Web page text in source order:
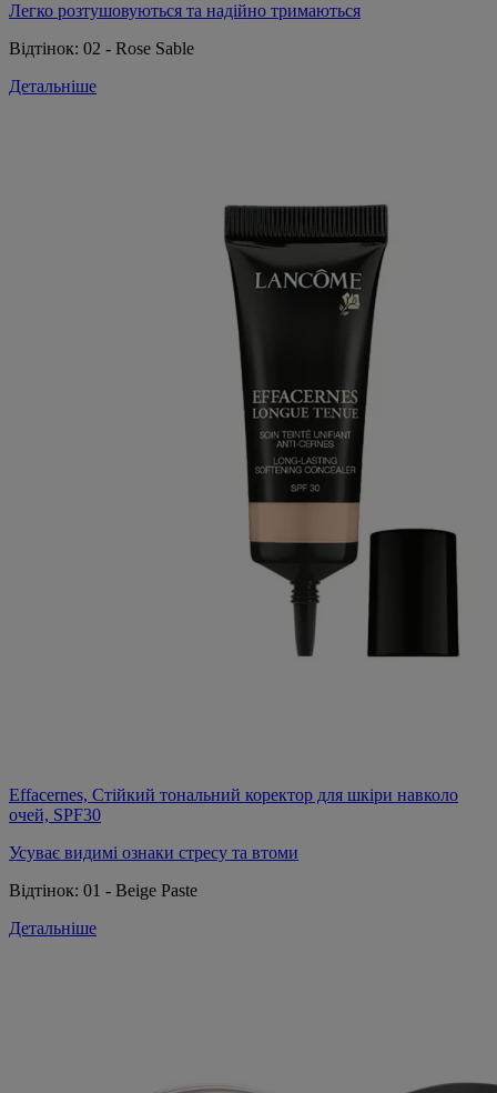
Легко розтушовуються та надійно тримаються
Відтінок: 02 - Rose Sable
Детальніше
Effacernes, Стійкий тональний коректор для шкіри навколо
очей, SPF30
Усуває видимі ознаки стресу та втоми
Відтінок: 01 - Beige Paste
Детальніше